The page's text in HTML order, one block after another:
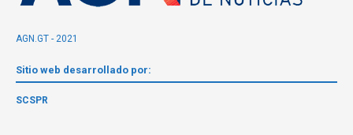
AGN.GT - 2021
Sitio web desarrollado por:
SCSPR